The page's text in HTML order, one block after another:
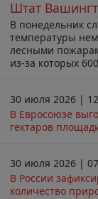
Штат
В понедельник
температуры
лесными
из-за которых
30 июля 2026 |
В Евросоюзе
гектаров
30 июля 2026 |
В России
количество